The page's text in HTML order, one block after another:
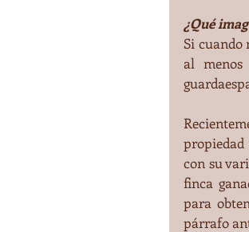
¿Qué
Si cuando
al menos
propiedad
con su
finca
para
párrafo